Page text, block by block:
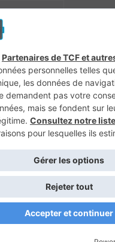
Génération Sans Permis VTTAE.fr
Retour en haut
2020 - Un magazine duGroupe